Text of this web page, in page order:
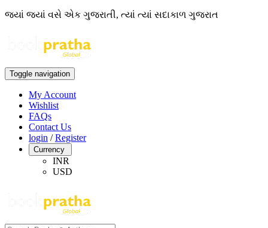
જ્યાં જ્યાં વસે એક ગુજરાતી, ત્યાં ત્યાં સદાકાળ ગુજરાત
Toggle navigation
My Account
Wishlist
FAQs
Contact Us
login /Register
Currency
INR
USD